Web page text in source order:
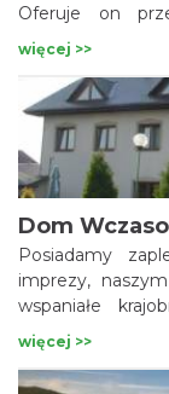
Oferuje on
wypożyczalnię
więcej >>
Dom
Posiadamy
imprezy,
wspaniałe
najpiękniejsze
sympatycznych
więcej >>